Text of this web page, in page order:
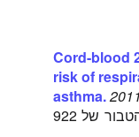
Cord-blood
risk of
asthma.
המחברים מדדו רמות ויטמין D בחבל הטבור של 922